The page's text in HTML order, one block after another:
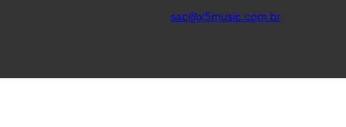
sac@x5music.com.br